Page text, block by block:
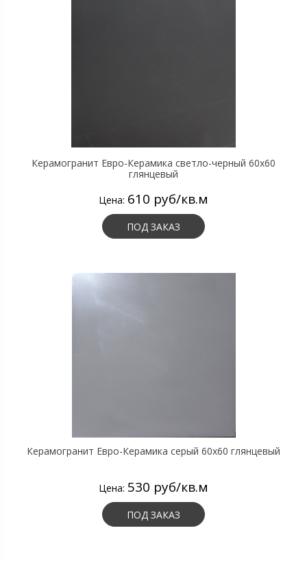
Керамогранит Евро-Керамика светло-черный 60х60
глянцевый
Цена: 610 руб/кв.м
ПОД ЗАКАЗ
Керамогранит Евро-Керамика серый 60х60 глянцевый
Цена: 530 руб/кв.м
ПОД ЗАКАЗ